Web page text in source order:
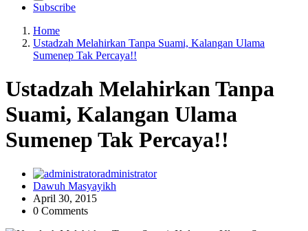
Subscribe
Home
Ustadzah Melahirkan Tanpa Suami, Kalangan Ulama
Sumenep Tak Percaya!!
Ustadzah Melahirkan Tanpa
Suami, Kalangan Ulama
Sumenep Tak Percaya!!
administrator
Dawuh Masyayikh
April 30, 2015
0 Comments